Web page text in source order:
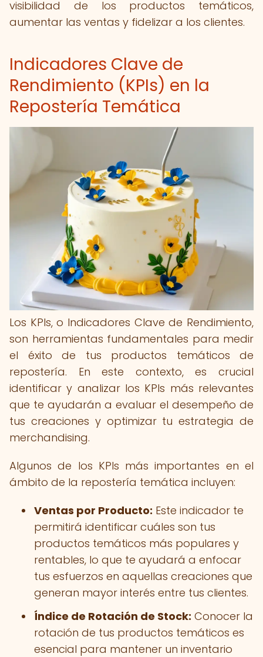
visibilidad de los productos temáticos,
aumentar las ventas y fidelizar a los clientes.
Indicadores Clave de
Rendimiento (KPIs) en la
Repostería Temática
Los KPIs, o Indicadores Clave de Rendimiento,
son herramientas fundamentales para medir
el éxito de tus productos temáticos de
repostería. En este contexto, es crucial
identificar y analizar los KPIs más relevantes
que te ayudarán a evaluar el desempeño de
tus creaciones y optimizar tu estrategia de
merchandising.
Algunos de los KPIs más importantes en el
ámbito de la repostería temática incluyen:
Ventas por Producto: Este indicador te
permitirá identificar cuáles son tus
productos temáticos más populares y
rentables, lo que te ayudará a enfocar
tus esfuerzos en aquellas creaciones que
generan mayor interés entre tus clientes.
Índice de Rotación de Stock: Conocer la
rotación de tus productos temáticos es
esencial para mantener un inventario